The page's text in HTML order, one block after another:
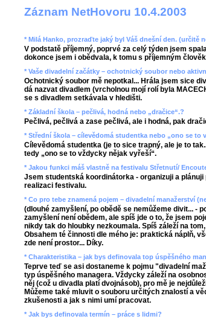
Záznam NetHovoru 10.4.2003
* Milá Hanko, prozraďte jaký byl Váš dnešní den. (určitě
V podstatě příjemný, poprvé za celý týden jsem
dokonce jsem i obědvala, k tomu s příjemným
* Vaše divadelní začátky – ochotnický soubor nebo
Ochotnický soubor mě nepotkal... Hrála jsem sice
dá nazvat divadlem (vrcholnou mojí rolí byla
se s divadlem setkávala v hledišti.
* Základní škola – pečlivá, hodná nebo „dračice“.?
Pečlivá, pečlivá a zase pečlivá, ale i hodná, pak
* Střední škola – cílevědomá studentka nebo „ono se to
Cílevědomá studentka (je to sice trapný, ale je to
tedy „ono se to vždycky nějak vyřeší“.
* Jakou funkci máš vlastně na festivalu Střetnutí/
Jsem studentská koordinátorka - organizuji a
realizaci festivalu.
* Co pro tebe znamená pojem – divadelní manažerství
(dlouhé zamyšlení, po obědě se nemůžeme divit... -
zamyšlení není obědem, ale spíš jde o to, že jsem
nikdy tak do hloubky nezkoumala. Spíš záleží na
Obsahem té činnosti dle mého je: praktická náplň,
zde není prostor... Díky.
* Charakteristika – jak bys definovala top úspěšného
Teprve teď se asi dostaneme k pojmu "divadelní
typ úspěšného managera. Vždycky záleží na
něj (což u divadla platí dvojnásob), pro mě je
Můžeme také mluvit o souboru určitých znalostí a
zkušenosti a jak s nimi umí pracovat.
* Jak bys definovala termín – práce s lidmi?